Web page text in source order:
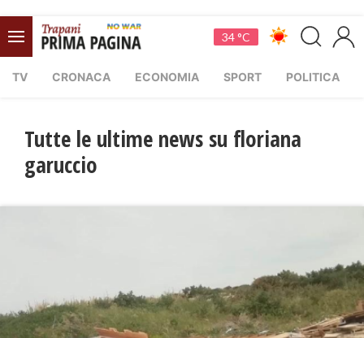
34 °C
TV CRONACA ECONOMIA SPORT POLITICA
Tutte le ultime news su floriana
garuccio